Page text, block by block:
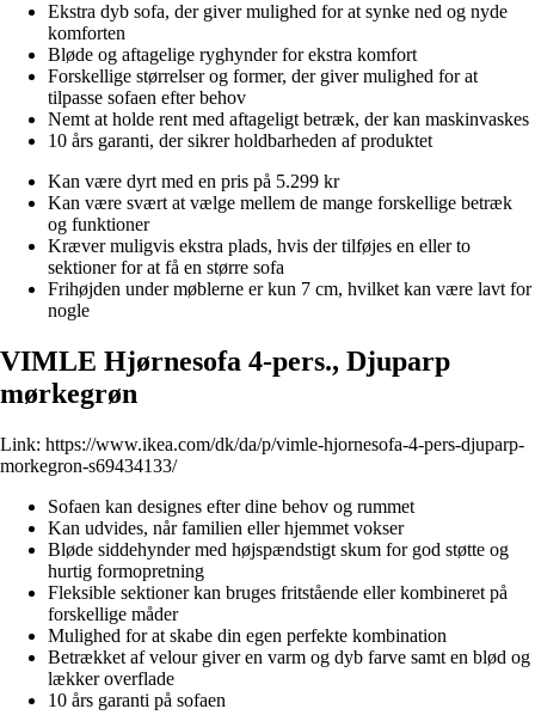
Ekstra dyb sofa, der giver mulighed for at synke ned og nyde
komforten
Bløde og aftagelige ryghynder for ekstra komfort
Forskellige størrelser og former, der giver mulighed for at
tilpasse sofaen efter behov
Nemt at holde rent med aftageligt betræk, der kan maskinvaskes
10 års garanti, der sikrer holdbarheden af produktet
Kan være dyrt med en pris på 5.299 kr
Kan være svært at vælge mellem de mange forskellige betræk
og funktioner
Kræver muligvis ekstra plads, hvis der tilføjes en eller to
sektioner for at få en større sofa
Frihøjden under møblerne er kun 7 cm, hvilket kan være lavt for
nogle
VIMLE Hjørnesofa 4-pers., Djuparp
mørkegrøn
Link: https://www.ikea.com/dk/da/p/vimle-hjornesofa-4-pers-djuparp-
morkegron-s69434133/
Sofaen kan designes efter dine behov og rummet
Kan udvides, når familien eller hjemmet vokser
Bløde siddehynder med højspændstigt skum for god støtte og
hurtig formopretning
Fleksible sektioner kan bruges fritstående eller kombineret på
forskellige måder
Mulighed for at skabe din egen perfekte kombination
Betrækket af velour giver en varm og dyb farve samt en blød og
lækker overflade
10 års garanti på sofaen